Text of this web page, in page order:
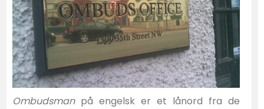
Ombudsmanpå engelsk er et lånord fra de